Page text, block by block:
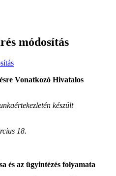
módosítás
Vonatkozó Hivatalos
készült
18.
az ügyintézés folyamata